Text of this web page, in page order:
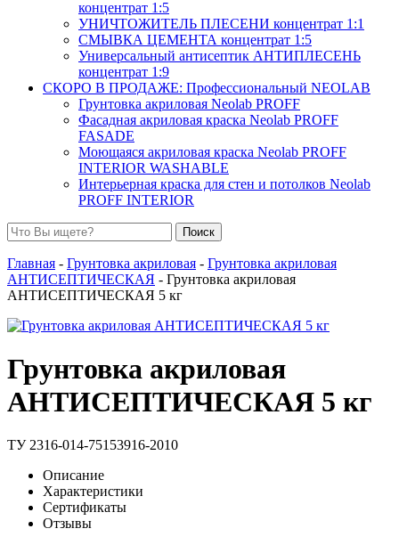
концентрат 1:5
УНИЧТОЖИТЕЛЬ ПЛЕСЕНИ концентрат 1:1
СМЫВКА ЦЕМЕНТА концентрат 1:5
Универсальный антисептик АНТИПЛЕСЕНЬ
концентрат 1:9
СКОРО В ПРОДАЖЕ: Профессиональный NEOLAB
Грунтовка акриловая Neolab PROFF
Фасадная акриловая краска Neolab PROFF
FASADE
Моющаяся акриловая краска Neolab PROFF
INTERIOR WASHABLE
Интерьерная краска для стен и потолков Neolab
PROFF INTERIOR
Поиск
Главная - Грунтовка акриловая - Грунтовка акриловая
АНТИСЕПТИЧЕСКАЯ - Грунтовка акриловая
АНТИСЕПТИЧЕСКАЯ 5 кг
Грунтовка акриловая
АНТИСЕПТИЧЕСКАЯ 5 кг
ТУ 2316-014-75153916-2010
Описание
Характеристики
Сертификаты
Отзывы